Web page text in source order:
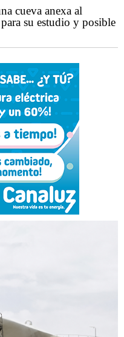
cueva anexa al
su estudio y posible